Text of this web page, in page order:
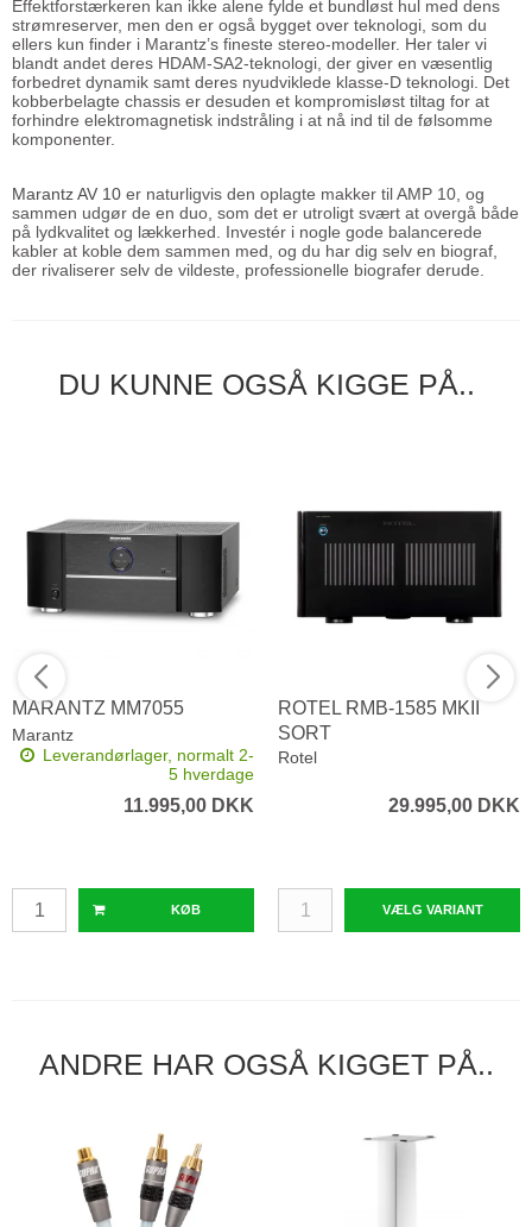
Effektforstærkeren kan ikke alene fylde et bundløst hul med dens
strømreserver, men den er også bygget over teknologi, som du
ellers kun finder i Marantz’s fineste stereo-modeller. Her taler vi
blandt andet deres HDAM-SA2-teknologi, der giver en væsentlig
forbedret dynamik samt deres nyudviklede klasse-D teknologi. Det
kobberbelagte chassis er desuden et kompromisløst tiltag for at
forhindre elektromagnetisk indstråling i at nå ind til de følsomme
komponenter.
Marantz AV 10 er naturligvis den oplagte makker til AMP 10, og
sammen udgør de en duo, som det er utroligt svært at overgå både
på lydkvalitet og lækkerhed. Investér i nogle gode balancerede
kabler at koble dem sammen med, og du har dig selv en biograf,
der rivaliserer selv de vildeste, professionelle biografer derude.
DU KUNNE OGSÅ KIGGE PÅ..
MARANTZ MM7055
Marantz
Leverandørlager, normalt 2-
5 hverdage
11.995,00 DKK
KØB
ROTEL RMB-1585 MKII
SORT
Rotel
29.995,00 DKK
VÆLG VARIANT
ANDRE HAR OGSÅ KIGGET PÅ..